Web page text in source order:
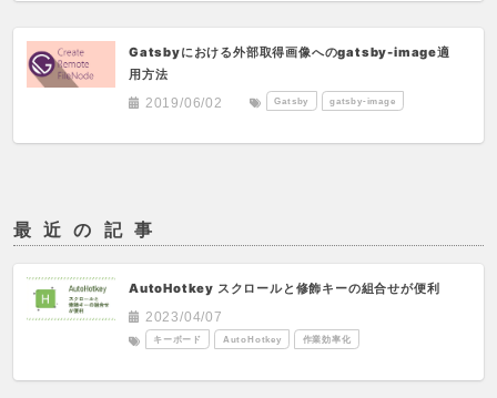
Gatsbyにおける外部取得画像へのgatsby-image適
用方法
2019/06/02
Gatsby gatsby-image
最近の記事
AutoHotkey スクロールと修飾キーの組合せが便利
2023/04/07
キーボード AutoHotkey 作業効率化